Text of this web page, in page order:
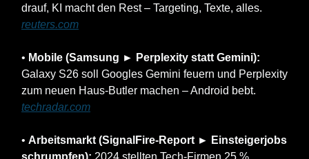
drauf, KI macht den Rest – Targeting, Texte, alles.
reuters.com
• Mobile (Samsung ► Perplexity statt Gemini):
Galaxy S26 soll Googles Gemini feuern und Perplexity
zum neuen Haus-Butler machen – Android bebt.
techradar.com
• Arbeitsmarkt (SignalFire-Report ► Einsteigerjobs
schrumpfen): 2024 stellten Tech-Firmen 25 %